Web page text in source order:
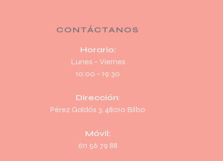
CONTÁCTANOS
Horario:
Lunes – Viernes
10:00 – 19:30
Dirección:
Pérez Galdós 3, 48010 Bilbo
Móvil:
611 56 79 88